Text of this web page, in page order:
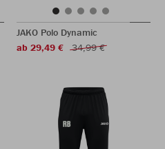
JAKO Polo Dynamic
ab 29,49 €
34,99 €